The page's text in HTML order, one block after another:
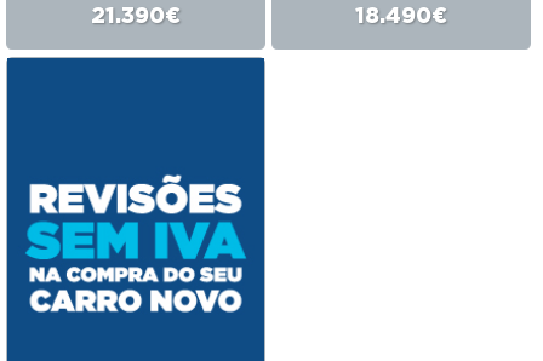
21.390€ 18.490€